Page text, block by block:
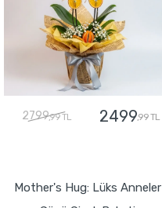
2799,99 TL 2499,99 TL
Mother's Hug: Lüks Anneler